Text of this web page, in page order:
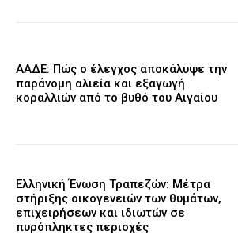
ΑΑΔΕ: Πώς ο έλεγχος αποκάλυψε την
παράνομη αλιεία και εξαγωγή
κοραλλιών από το βυθό του Αιγαίου
Ελληνική Ένωση Τραπεζών: Μέτρα
στήριξης οικογενειών των θυμάτων,
επιχειρήσεων και ιδιωτών σε
πυρόπληκτες περιοχές